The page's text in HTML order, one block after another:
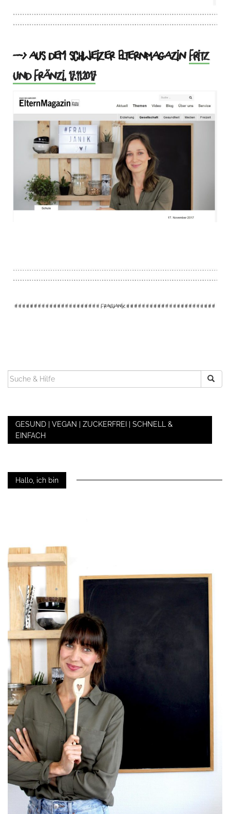
—> aus dem schweizer ElternMagazinFritz
und Fränzi, 17.11.2017
SUCHEN
NACH:
GESUND | VEGAN | ZUCKERFREI | SCHNELL &
EINFACH
Hallo, ich bin